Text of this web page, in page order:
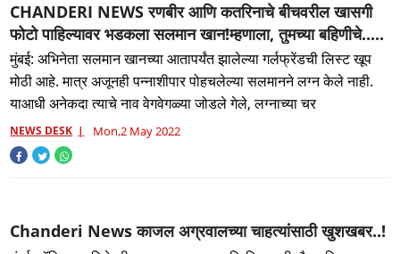
CHANDERI NEWS रणबीर आणि कतरिनाचे बीचवरील खासगी
फोटो पाहिल्यावर भडकला सलमान खान!म्हणाला, तुमच्या बहिणीचे.....
मुंबई: अभिनेता सलमान खानच्या आतापर्यंत झालेल्या गर्लफ्रेंडची लिस्ट खूप
मोठी आहे. मात्र अजूनही पन्नाशीपार पोहचलेल्या सलमानने लग्न केले नाही.
याआधी अनेकदा त्याचे नाव वेगवेगळ्या जोडले गेले, लग्नाच्या चर
NEWS DESK Mon,2 May 2022
Chanderi News काजल अग्रवालच्या चाहत्यांसाठी खुशखबर..!